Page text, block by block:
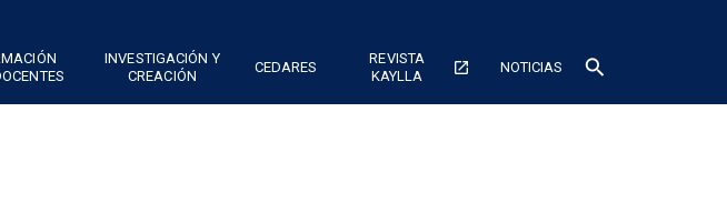
INVESTIGACIÓN Y
CREACIÓN
CEDARES
REVISTA
KAYLLA
open_in_new NOTICIAS search